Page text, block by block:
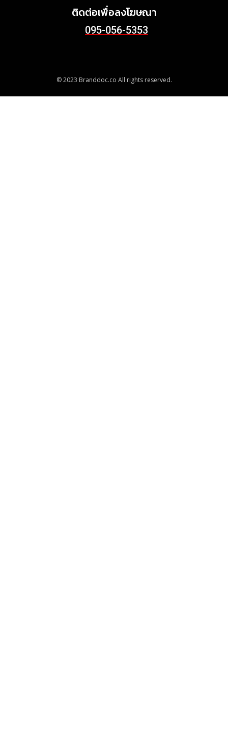
ติดต่อเพื่อลงโฆษณา
095-056-5353
© 2023 Branddoc.co All rights reserved.